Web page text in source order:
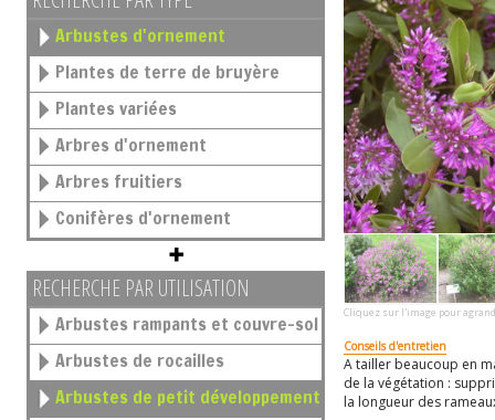
Arbustes d'ornement
Plantes de terre de bruyère
Plantes variées
Arbres d'ornement
Arbres fruitiers
Conifères d'ornement
RECHERCHE PAR UTILISATION
Arbustes rampants et couvre-sol
Arbustes de rocailles
Arbustes de petit développement
Cliquez sur l'image pour
Conseils d'entretien
A tailler beaucoup en
de la végétation :
la longueur des